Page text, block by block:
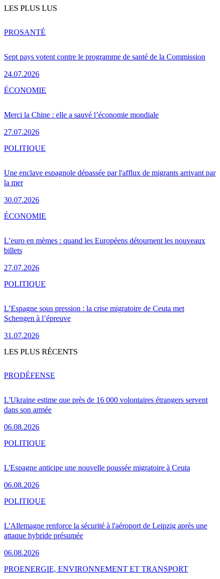
LES PLUS LUS
Sept pays votent contre le programme de santé de la Commission
24.07.2026
PROSANTÉ
Merci la Chine : elle a sauvé l’économie mondiale
27.07.2026
ÉCONOMIE
Une enclave espagnole dépassée par l'afflux de migrants arrivant par
la mer
30.07.2026
POLITIQUE
L’euro en mèmes : quand les Européens détournent les nouveaux
billets
27.07.2026
ÉCONOMIE
L’Espagne sous pression : la crise migratoire de Ceuta met
Schengen à l’épreuve
31.07.2026
POLITIQUE
LES PLUS RÉCENTS
L'Ukraine estime que près de 16 000 volontaires étrangers servent
dans son armée
06.08.2026
PRODÉFENSE
L'Espagne anticipe une nouvelle poussée migratoire à Ceuta
06.08.2026
POLITIQUE
L'Allemagne renforce la sécurité à l'aéroport de Leipzig après une
attaque hybride présumée
06.08.2026
POLITIQUE
PROENERGIE, ENVIRONNEMENT ET TRANSPORT